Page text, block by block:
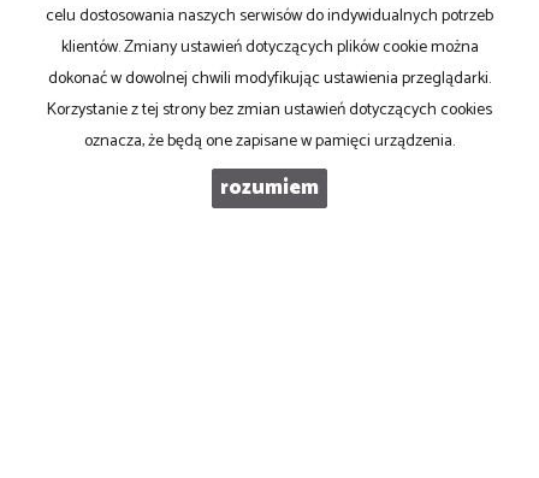
celu dostosowania naszych serwisów do indywidualnych potrzeb
klientów. Zmiany ustawień dotyczących plików cookie można
dokonać w dowolnej chwili modyfikując ustawienia przeglądarki.
Korzystanie z tej strony bez zmian ustawień dotyczących cookies
oznacza, że będą one zapisane w pamięci urządzenia.
rozumiem